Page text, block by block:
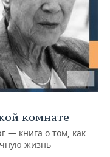
комнате
— книга о том, как
жизнь